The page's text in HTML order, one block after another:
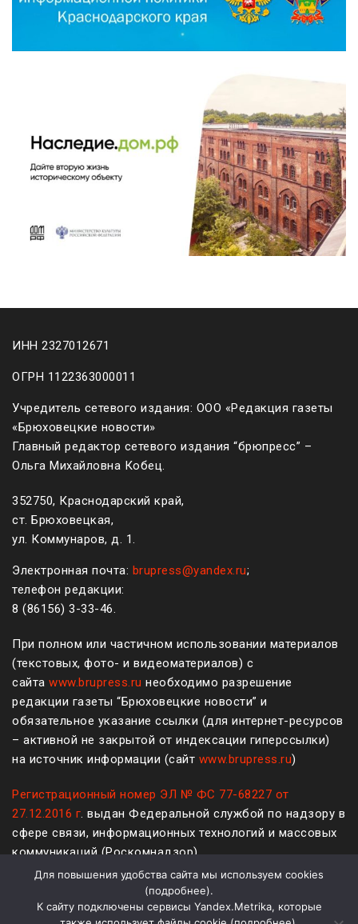
ИНН 2327012671
ОГРН 1122363000011
Учредитель сетевого издания: ООО «Редакция газеты
«Брюховецкие новости»
Главный редактор сетевого издания “брюпресс” –
Ольга Михайловна Кобец.
352750, Краснодарский край,
ст. Брюховецкая,
ул. Коммунаров, д. 1.
Электронная почта: brupress@yandex.ru;
телефон редакции:
8 (861 56) 3-33-46.
При полном или частичном использовании материалов
(текстовых, фото- и видеоматериалов) с
сайта www.brupress.ru необходимо разрешение
редакции газеты “Брюховецкие новости” и
обязательное указание ссылки (для интернет-ресурсов
– активной не закрытой от индексации гиперссылки)
на источник информации (сайт www.brupress.ru)
Регистрационный номер ЭЛ № ФС 77-68227 от
27.12.2016 г. выдан Федеральной службой по надзору в
сфере связи, информационных технологий и массовых
коммуникаций (Роскомнадзор)
Политика конфиденциальности и защиты информации
Для повышения удобства сайта мы используем cookies
(подробнее).
К сайту подключены сервисы Yandex.Metrika, которые